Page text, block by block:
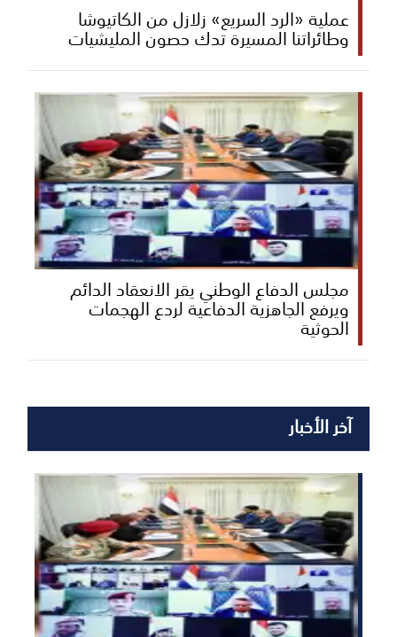
عملية «الرد السريع» زلازل من الكاتيوشا
وطائراتنا المسيرة تدك حصون المليشيات
مجلس الدفاع الوطني يقر الانعقاد الدائم
ويرفع الجاهزية الدفاعية لردع الهجمات
الحوثية
آخر الأخبار